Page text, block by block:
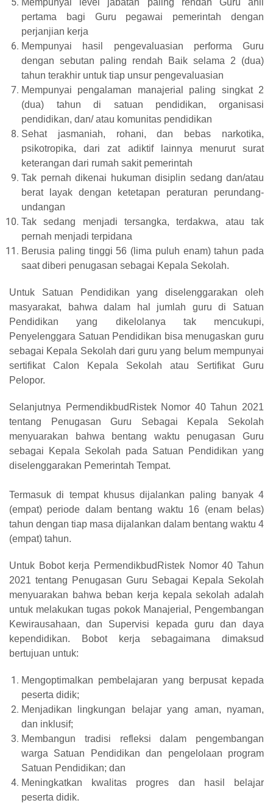
pertama bagi Guru pegawai pemerintah dengan
perjanjian kerja
Mempunyai hasil pengevaluasian performa Guru
dengan sebutan paling rendah Baik selama 2 (dua)
tahun terakhir untuk tiap unsur pengevaluasian
Mempunyai pengalaman manajerial paling singkat 2
(dua) tahun di satuan pendidikan, organisasi
pendidikan, dan/ atau komunitas pendidikan
Sehat jasmaniah, rohani, dan bebas narkotika,
psikotropika, dari zat adiktif lainnya menurut surat
keterangan dari rumah sakit pemerintah
Tak pernah dikenai hukuman disiplin sedang dan/atau
berat layak dengan ketetapan peraturan perundang-
undangan
Tak sedang menjadi tersangka, terdakwa, atau tak
pernah menjadi terpidana
Berusia paling tinggi 56 (lima puluh enam) tahun pada
saat diberi penugasan sebagai Kepala Sekolah.
Untuk Satuan Pendidikan yang diselenggarakan oleh
masyarakat, bahwa dalam hal jumlah guru di Satuan
Pendidikan yang dikelolanya tak mencukupi,
Penyelenggara Satuan Pendidikan bisa menugaskan guru
sebagai Kepala Sekolah dari guru yang belum mempunyai
sertifikat Calon Kepala Sekolah atau Sertifikat Guru
Pelopor.
Selanjutnya PermendikbudRistek Nomor 40 Tahun 2021
tentang Penugasan Guru Sebagai Kepala Sekolah
menyuarakan bahwa bentang waktu penugasan Guru
sebagai Kepala Sekolah pada Satuan Pendidikan yang
diselenggarakan Pemerintah Tempat.
Termasuk di tempat khusus dijalankan paling banyak 4
(empat) periode dalam bentang waktu 16 (enam belas)
tahun dengan tiap masa dijalankan dalam bentang waktu 4
(empat) tahun.
Untuk Bobot kerja PermendikbudRistek Nomor 40 Tahun
2021 tentang Penugasan Guru Sebagai Kepala Sekolah
menyuarakan bahwa beban kerja kepala sekolah adalah
untuk melakukan tugas pokok Manajerial, Pengembangan
Kewirausahaan, dan Supervisi kepada guru dan daya
kependidikan. Bobot kerja sebagaimana dimaksud
bertujuan untuk:
Mengoptimalkan pembelajaran yang berpusat kepada
peserta didik;
Menjadikan lingkungan belajar yang aman, nyaman,
dan inklusif;
Membangun tradisi refleksi dalam pengembangan
warga Satuan Pendidikan dan pengelolaan program
Satuan Pendidikan; dan
Meningkatkan kwalitas progres dan hasil belajar
peserta didik.